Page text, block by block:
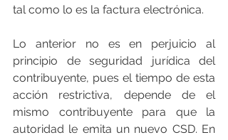
tal como lo es la factura electrónica.
Lo anterior no es en perjuicio al
principio de seguridad jurídica del
contribuyente, pues el tiempo de esta
acción restrictiva, depende de el
mismo contribuyente para que la
autoridad le emita un nuevo CSD. En